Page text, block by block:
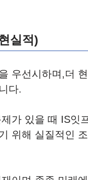
실적)
우선시하며,더
다.
가 있을 때 IS잇
위해 실질적인